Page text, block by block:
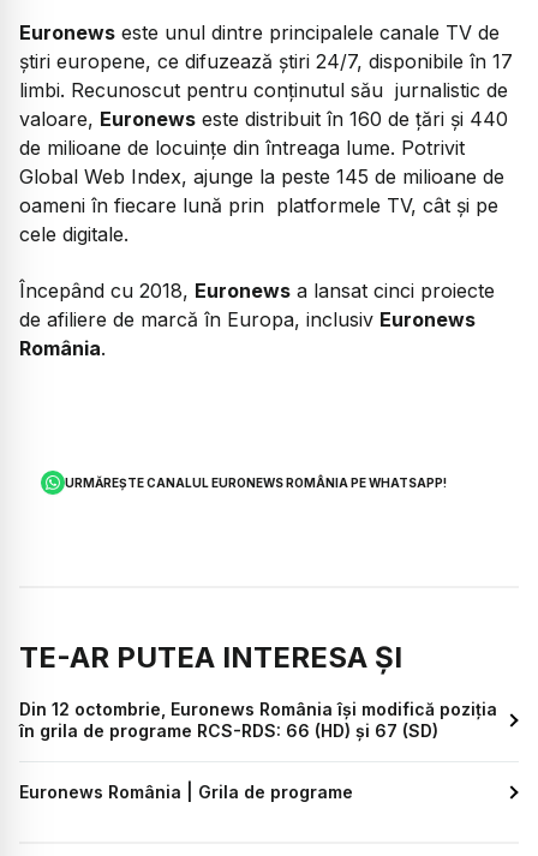
Euronews este unul dintre principalele canale TV de
știri europene, ce difuzează știri 24/7, disponibile în 17
limbi. Recunoscut pentru conținutul său jurnalistic de
valoare, Euronews este distribuit în 160 de țări și 440
de milioane de locuințe din întreaga lume. Potrivit
Global Web Index, ajunge la peste 145 de milioane de
oameni în fiecare lună prin platformele TV, cât și pe
cele digitale.
Începând cu 2018, Euronews a lansat cinci proiecte
de afiliere de marcă în Europa, inclusiv Euronews
România.
URMĂREȘTE CANALUL EURONEWS ROMÂNIA PE WHATSAPP!
TE-AR PUTEA INTERESA ȘI
Din 12 octombrie, Euronews România își modifică poziția
în grila de programe RCS-RDS: 66 (HD) și 67 (SD)
Euronews România | Grila de programe